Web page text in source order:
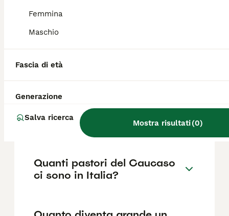
Femmina
Maschio
Fascia di età
Generazione
Salva ricerca
Mostra risultati(0)
base a fattori come il pedigree, la
Il Pastore del Caucaso è un
cane aggressivo?
Quanti cuccioli può fare un
Pastore del Caucaso?
Quanti pastori del Caucaso
ci sono in Italia?